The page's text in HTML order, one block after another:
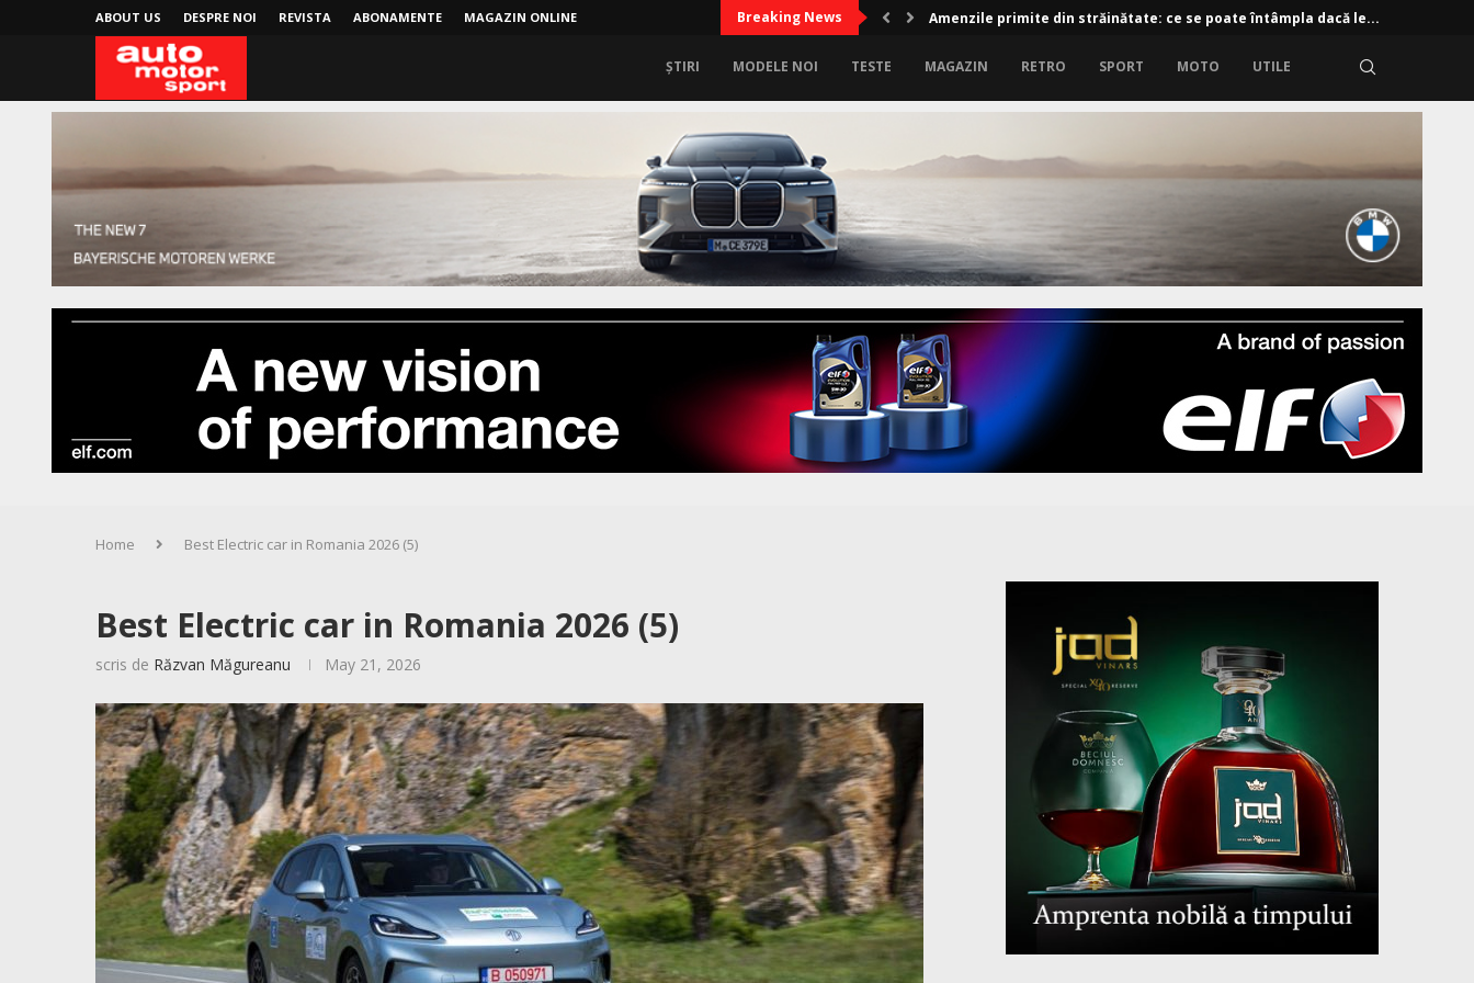
ABOUT US DESPRE NOI REVISTA ABONAMENTE MAGAZIN ONLINE Breaking News Amenzile primite din străinătate: ce se poate întâmpla dacă le...
ȘTIRI MODELE NOI TESTE MAGAZIN RETRO SPORT MOTO UTILE
Home Best Electric car in Romania 2026 (5)
Best Electric car in Romania 2026 (5)
scris de Răzvan Măgureanu May 21, 2026